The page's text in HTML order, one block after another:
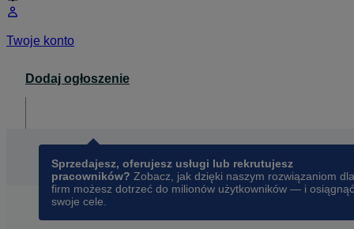
Twoje konto
Dodaj ogłoszenie
Sprzedajesz, oferujesz usługi lub rekrutujesz
pracowników? Zobacz, jak dzięki naszym rozwiązaniom dla
firm możesz dotrzeć do milionów użytkowników — i osiągnąć
swoje cele.